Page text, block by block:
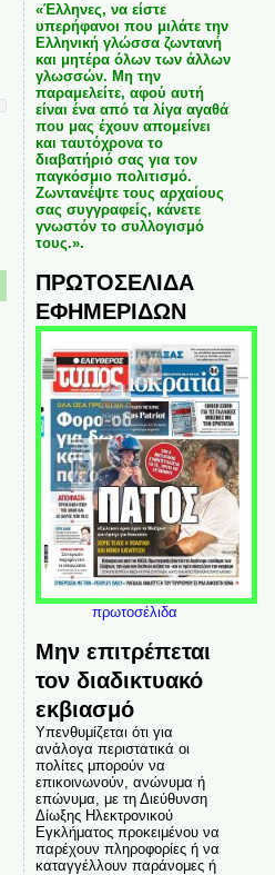
«Έλληνες, να είστε
υπερήφανοι που μιλάτε την
Ελληνική γλώσσα ζωντανή
και μητέρα όλων των άλλων
γλωσσών. Μη την
παραμελείτε, αφού αυτή
είναι ένα από τα λίγα αγαθά
που μας έχουν απομείνει
και ταυτόχρονα το
διαβατήριό σας για τον
παγκόσμιο πολιτισμό.
Ζωντανέψτε τους αρχαίους
σας συγγραφείς, κάνετε
γνωστόν το συλλογισμό
τους.».
ΠΡΩΤΟΣΕΛΙΔΑ
ΕΦΗΜΕΡΙΔΩΝ
πρωτοσέλιδα
Μην επιτρέπεται
τον διαδικτυακό
εκβιασμό
Υπενθυμίζεται ότι για
ανάλογα περιστατικά οι
πολίτες μπορούν να
επικοινωνούν, ανώνυμα ή
επώνυμα, με τη Διεύθυνση
Δίωξης Ηλεκτρονικού
Εγκλήματος προκειμένου να
παρέχουν πληροφορίες ή να
καταγγέλλουν παράνομες ή